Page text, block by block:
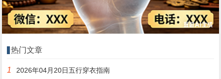
热门文章
1 2026年04月20日五行穿衣指南